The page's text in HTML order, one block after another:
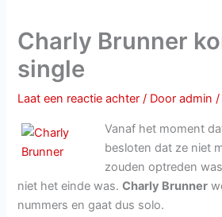
Charly Brunner
single
Laat een reactie achter / Dooradmin/
Vanaf het moment
besloten dat ze niet
zouden optreden
niet het einde was.Charly Brunner
nummers en gaat dus solo.